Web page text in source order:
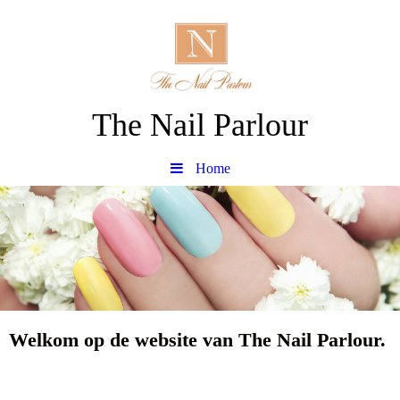
The Nail Parlour
Home
Welkom op de website van The Nail Parlour.